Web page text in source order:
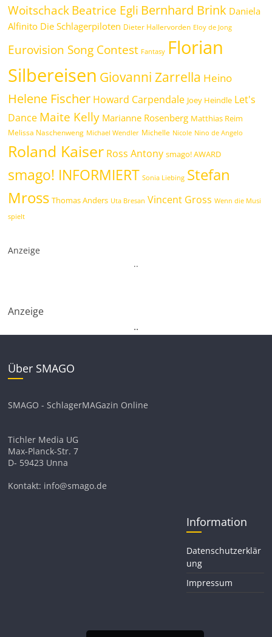
WoitschackBeatrice Egli Bernhard Brink Daniela
Alfinito Die Schlagerpiloten Dieter Hallervorden Eloy de Jong
Eurovision Song Contest Fantasy Florian
Silbereisen Giovanni Zarrella Heino
Helene Fischer Howard Carpendale Joey Heindle Let's
Dance Maite Kelly Marianne Rosenberg Matthias Reim
Melissa Naschenweng Michael Wendler Michelle Nicole Nino de Angelo
Roland Kaiser Ross Antony smago! AWARD
smago! INFORMIERT Sonia Liebing Stefan
Mross Thomas Anders Uta Bresan Vincent Gross Wenn die Musi
spielt
Anzeige
..
Anzeige
..
Über SMAGO
SMAGO - SchlagerMAGazin Online
Tichler Media UG
Max-Planck-Str. 7
D- 59423 Unna
Kontakt: info@smago.de
Information
Datenschutzerklär
ung
Impressum